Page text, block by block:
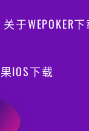
关于WEPOKER
IOS下载